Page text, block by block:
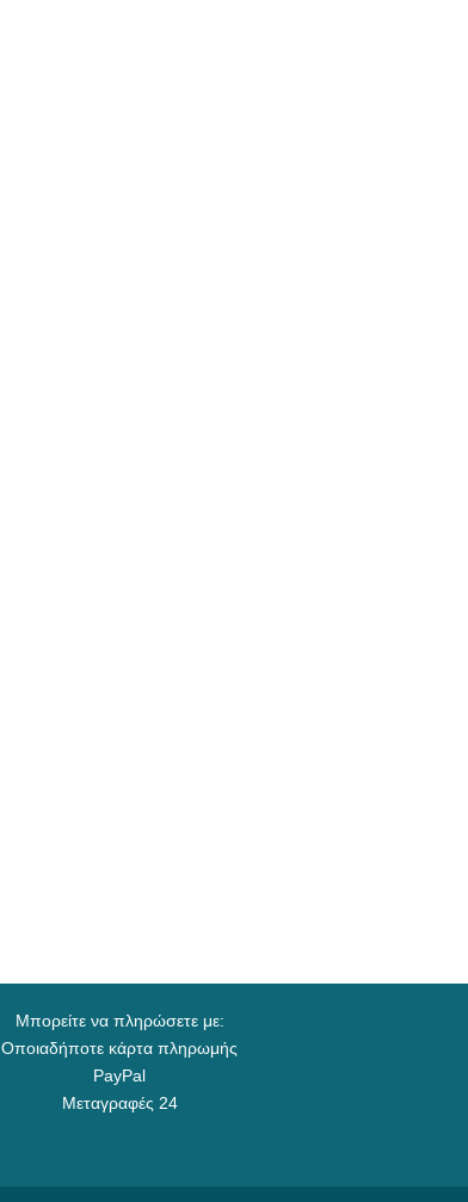
Μπορείτε να πληρώσετε με:
Οποιαδήποτε κάρτα πληρωμής
PayPal
Μεταγραφές 24